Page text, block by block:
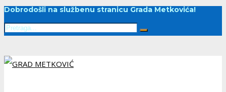
Dobrodošli na službenu stranicu Grada Metkovića!